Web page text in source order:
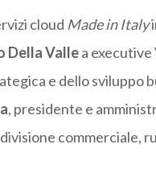
cloud Made in Italy
Della Vallea executive
e dello sviluppo
, presidente e
commerciale,